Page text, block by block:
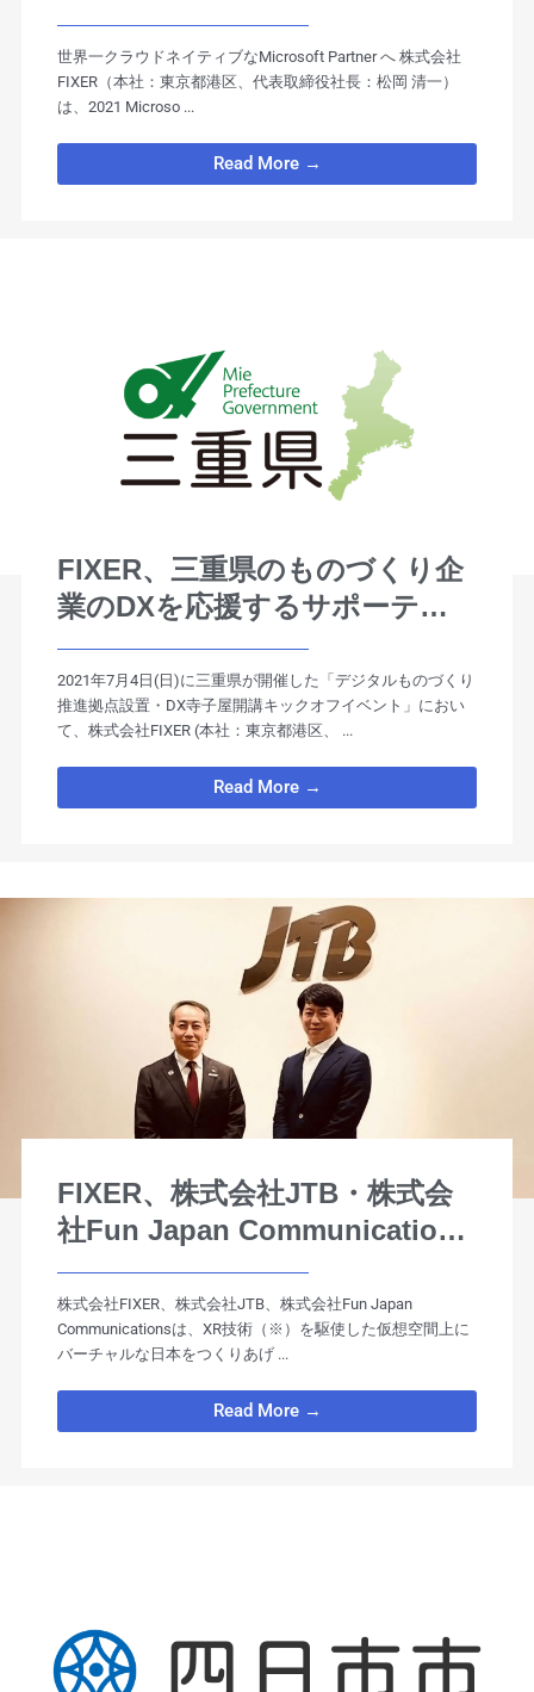
Native App Development」カ
テゴリーで受賞
世界一クラウドネイティブなMicrosoft Partner へ 株式会社
FIXER（本社：東京都港区、代表取締役社長：松岡 清一）
は、2021 Microso ...
Read More →
FIXER、三重県のものづくり企
業のDXを応援するサポーティ
ングパートナーズに認定
2021年7月4日(日)に三重県が開催した「デジタルものづくり
推進拠点設置・DX寺子屋開講キックオフイベント」におい
て、株式会社FIXER (本社：東京都港区、 ...
Read More →
FIXER、株式会社JTB・株式会
社Fun Japan Communications
と共同で「バーチャル・ジャパ
ン・プラットフォーム」事業を
開始
株式会社FIXER、株式会社JTB、株式会社Fun Japan
Communicationsは、XR技術（※）を駆使した仮想空間上に
バーチャルな日本をつくりあげ ...
Read More →